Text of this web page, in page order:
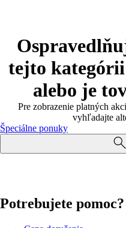
tejto
alebo je
Pre zobrazenie platných
vyhľadajte
Špeciálne ponuky
Potrebujete pomoc?